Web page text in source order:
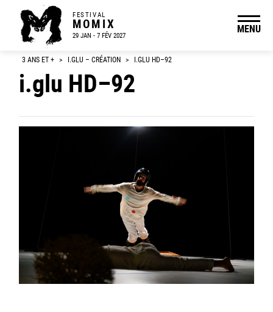
FESTIVAL
MOMIX
29 JAN - 7 FÉV 2027
MENU
3 ANS ET + > I.GLU – CRÉATION > I.GLU HD–92
i.glu HD–92